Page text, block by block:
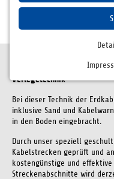
Erdkabelverlegung mit der
Verlegetechnik
Bei dieser Technik der
inklusive Sand und
in den Boden eingebracht.
Durch unser speziell
Kabelstrecken geprüft und
kostengünstige und
Streckenabschnitte wird
NOTWENDIGE COOKIES
Notwendige Cookies
Funktionen und sind
Website erforderlich.
Name:
cookie_consent